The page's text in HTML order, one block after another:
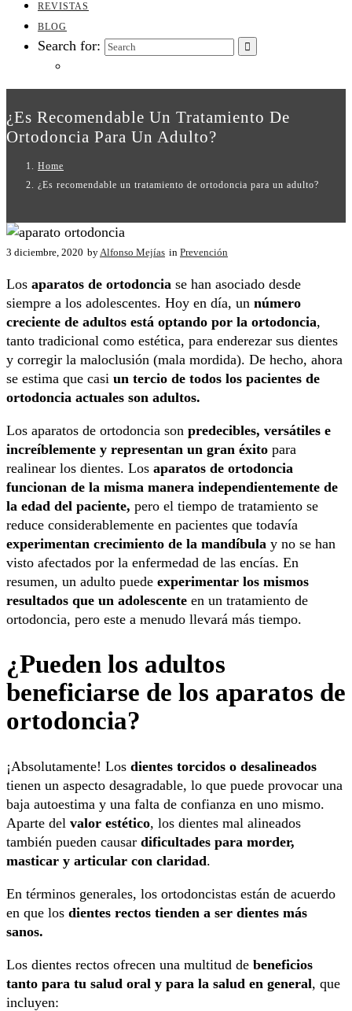
REVISTAS
BLOG
Search for:
¿Es Recomendable Un Tratamiento De
Ortodoncia Para Un Adulto?
Home
¿Es recomendable un tratamiento de ortodoncia para un adulto?
3 diciembre, 2020 byAlfonso Mejías in Prevención
Los aparatos de ortodoncia se han asociado desde
siempre a los adolescentes. Hoy en día, un número
creciente de adultos está optando por la ortodoncia,
tanto tradicional como estética, para enderezar sus dientes
y corregir la maloclusión (mala mordida). De hecho, ahora
se estima que casi un tercio de todos los pacientes de
ortodoncia actuales son adultos.
Los aparatos de ortodoncia son predecibles, versátiles e
increíblemente y representan un gran éxito para
realinear los dientes. Los aparatos de ortodoncia
funcionan de la misma manera independientemente de
la edad del paciente, pero el tiempo de tratamiento se
reduce considerablemente en pacientes que todavía
experimentan crecimiento de la mandíbula y no se han
visto afectados por la enfermedad de las encías. En
resumen, un adulto puede experimentar los mismos
resultados que un adolescente en un tratamiento de
ortodoncia, pero este a menudo llevará más tiempo.
¿Pueden los adultos
beneficiarse de los aparatos de
ortodoncia?
¡Absolutamente! Los dientes torcidos o desalineados
tienen un aspecto desagradable, lo que puede provocar una
baja autoestima y una falta de confianza en uno mismo.
Aparte del valor estético, los dientes mal alineados
también pueden causar dificultades para morder,
masticar y articular con claridad.
En términos generales, los ortodoncistas están de acuerdo
en que los dientes rectos tienden a ser dientes más
sanos.
Los dientes rectos ofrecen una multitud de beneficios
tanto para tu salud oral y para la salud en general, que
incluyen: